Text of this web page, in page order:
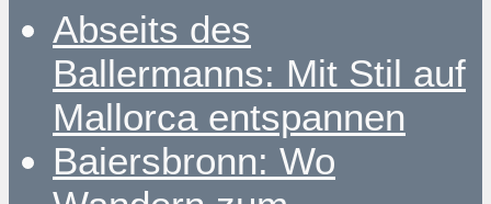
Abseits des
Ballermanns: Mit Stil auf
Mallorca entspannen
Baiersbronn: Wo